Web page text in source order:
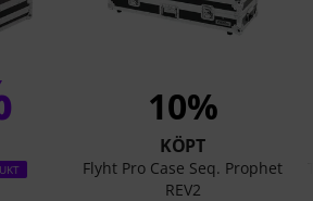
10%
KÖPT
Flyht Pro Case Seq. Prophet
REV2